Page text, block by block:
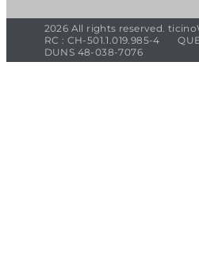
2026 All rights reserved.
RC : CH-501.1.019.985-4
DUNS 48-038-7076